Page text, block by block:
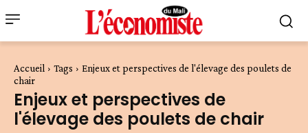
Accueil Tags
Enjeux et perspectives de l'élevage des poulets de
chair
Enjeux et perspectives de
l'élevage des poulets de chair